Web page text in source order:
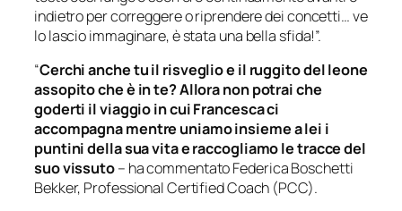
indietro per correggere o riprendere dei concetti… ve
lo lascio immaginare, è stata una bella sfida!”.
“Cerchi anche tu il risveglio e il ruggito del leone
assopito che è in te? Allora non potrai che
goderti il viaggio in cui Francesca ci
accompagna mentre uniamo insieme a lei i
puntini della sua vita e raccogliamo le tracce del
suo vissuto– ha commentato Federica Boschetti
Bekker, Professional Certified Coach (PCC).